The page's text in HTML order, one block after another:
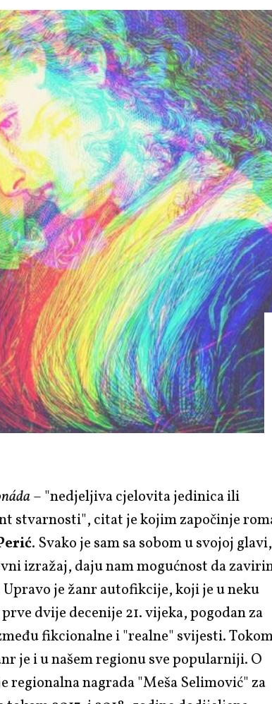
– "nedjeljiva cjelovita jedinica ili
stvarnosti", citat je kojim započinje
. Svako je sam sa sobom u svojoj
izražaj, daju nam mogućnost da
je žanr autofikcije, koji je u neku
dvije decenije 21. vijeka, pogodan za
fikcionalne i "realne" svijesti.
je i u našem regionu sve popularniji. O
regionalna nagrada "Meša Selimović" za